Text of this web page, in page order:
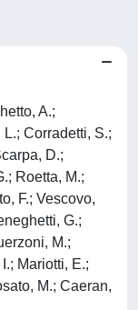
A.;
Corradetti, S.;
D.;
Roetta, M.;
F.; Vescovo,
G.;
M.;
Mariotti, E.;
M.; Caeran,